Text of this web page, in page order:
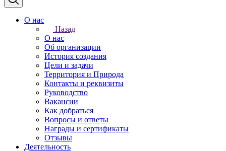
О нас
Назад
О нас
Об организации
История создания
Цели и задачи
Территория и Природа
Контакты и реквизиты
Руководство
Вакансии
Как добраться
Вопросы и ответы
Награды и сертификаты
Отзывы
Деятельность